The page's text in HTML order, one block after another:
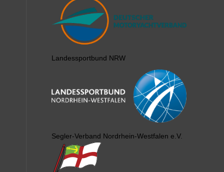
Landessportbund NRW
Segler-Verband Nordrhein-Westfalen e.V.